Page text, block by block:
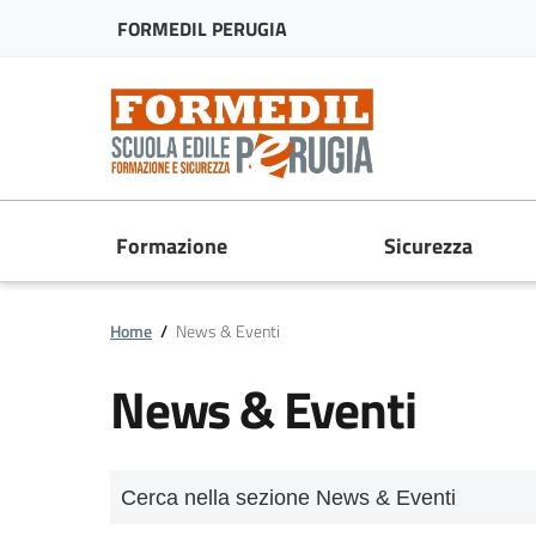
FORMEDIL PERUGIA
Formazione Sicurezza
Home / News & Eventi
News & Eventi